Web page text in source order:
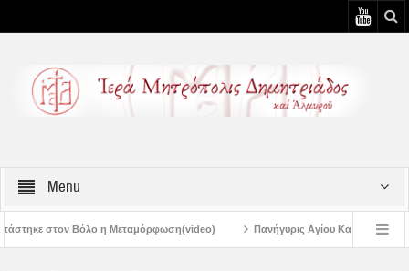
Menu
Πανήγυρις Αγίου Καλλινίκου Μητροπολίτου Εδέσσης στην